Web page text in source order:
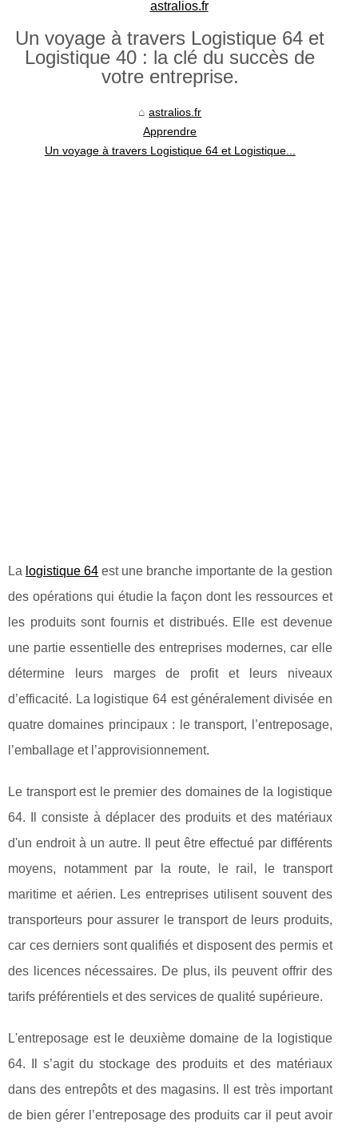
Un voyage à travers Logistique 64 et
Logistique 40 : la clé du succès de
votre entreprise.
astralios.fr
Apprendre
Un voyage à travers Logistique 64 et Logistique...
La logistique 64 est une branche importante de la gestion
des opérations qui étudie la façon dont les ressources et
les produits sont fournis et distribués. Elle est devenue
une partie essentielle des entreprises modernes, car elle
détermine leurs marges de profit et leurs niveaux
d’efficacité. La logistique 64 est généralement divisée en
quatre domaines principaux : le transport, l’entreposage,
l’emballage et l’approvisionnement.
Le transport est le premier des domaines de la logistique
64. Il consiste à déplacer des produits et des matériaux
d'un endroit à un autre. Il peut être effectué par différents
moyens, notamment par la route, le rail, le transport
maritime et aérien. Les entreprises utilisent souvent des
transporteurs pour assurer le transport de leurs produits,
car ces derniers sont qualifiés et disposent des permis et
des licences nécessaires. De plus, ils peuvent offrir des
tarifs préférentiels et des services de qualité supérieure.
L'entreposage est le deuxième domaine de la logistique
64. Il s’agit du stockage des produits et des matériaux
dans des entrepôts et des magasins. Il est très important
de bien gérer l’entreposage des produits car il peut avoir
astralios.fr